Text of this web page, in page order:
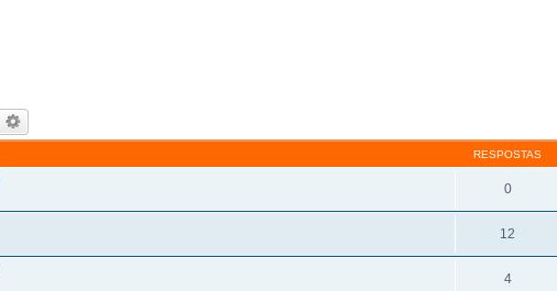
RESPOSTAS
0
12
4